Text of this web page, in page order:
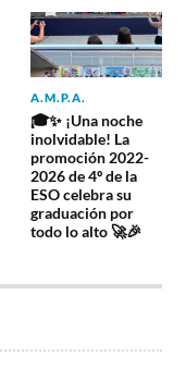
A.M.P.A.
🎓✨ ¡Una noche
inolvidable! La
promoción 2022-
2026 de 4º de la
ESO celebra su
graduación por
todo lo alto 🚀🎉